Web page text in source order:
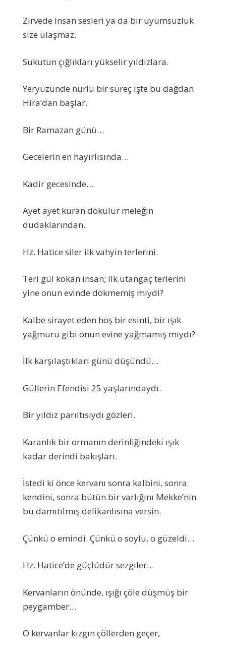
Zirvede insan sesleri ya da bir uyumsuzluk
size ulaşmaz.
Sukutun çığlıkları yükselir yıldızlara.
Yeryüzünde nurlu bir süreç işte bu dağdan
Hira’dan başlar.
Bir Ramazan günü…
Gecelerin en hayırlısında…
Kadir gecesinde…
Ayet ayet kuran dökülür meleğin
dudaklarından.
Hz. Hatice siler ilk vahyin terlerini.
Teri gül kokan insan; ilk utangaç terlerini
yine onun evinde dökmemiş miydi?
Kalbe sirayet eden hoş bir esinti, bir ışık
yağmuru gibi onun evine yağmamış mıydı?
İlk karşılaştıkları günü düşündü…
Güllerin Efendisi 25 yaşlarındaydı.
Bir yıldız parıltısıydı gözleri.
Karanlık bir ormanın derinliğindeki ışık
kadar derindi bakışları.
İstedi ki önce kervanı sonra kalbini, sonra
kendini, sonra bütün bir varlığını Mekke’nin
bu damıtılmış delikanlısına versin.
Çünkü o emindi. Çünkü o soylu, o güzeldi…
Hz. Hatice’de güçlüdür sezgiler…
Kervanların önünde, ışığı çöle düşmüş bir
peygamber…
O kervanlar kızgın çöllerden geçer,